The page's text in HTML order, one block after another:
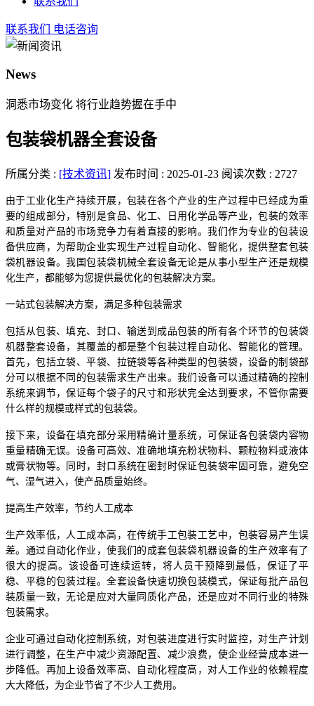
联系我们 电话咨询
News
洞悉市场变化 将行业趋势握在手中
包装袋机器全套设备
所属分类 : [技术资讯] 发布时间 : 2025-01-23 阅读次数 : 2727
由于工业化生产持续开展，包装在各个产业的生产过程中已经成为重
要的组成部分，特别是食品、化工、日用化学品等产业，包装的效率
和质量对产品的市场竞争力有着直接的影响。我们作为专业的包装设
备供应商，为帮助企业实现生产过程自动化、智能化，提供整套包装
袋机器设备。我国包装袋机械全套设备无论是从事小型生产还是规模
化生产，都能够为您提供最优化的包装解决方案。
一站式包装解决方案，满足多种包装需求
包括从包装、填充、封口、输送到成品包装的所有各个环节的包装袋
机器整套设备，其覆盖的都是整个包装过程自动化、智能化的管理。
首先，包括立袋、平袋、拉链袋等各种类型的包装袋，设备的制袋部
分可以根据不同的包装需求生产出来。我们设备可以通过精确的控制
系统来调节，保证每个袋子的尺寸和形状完全达到要求，不管你需要
什么样的规模或样式的包装袋。
接下来，设备在填充部分采用精确计量系统，可保证各包装袋内容物
重量精确无误。设备可高效、准确地填充粉状物料、颗粒物料或液体
或膏状物等。同时，封口系统在密封时保证包装袋牢固可靠，避免空
气、湿气进入，使产品质量始终。
提高生产效率，节约人工成本
生产效率低，人工成本高，在传统手工包装工艺中，包装容易产生误
差。通过自动化作业，使我们的成套包装袋机器设备的生产效率有了
很大的提高。该设备可连续运转，将人员干预降到最低，保证了平
稳、平稳的包装过程。全套设备快速切换包装模式，保证每批产品包
装质量一致，无论是应对大量同质化产品，还是应对不同行业的特殊
包装需求。
企业可通过自动化控制系统，对包装进度进行实时监控，对生产计划
进行调整，在生产中减少资源配置、减少浪费，使企业经营成本进一
步降低。再加上设备效率高、自动化程度高，对人工作业的依赖程度
大大降低，为企业节省了不少人工费用。